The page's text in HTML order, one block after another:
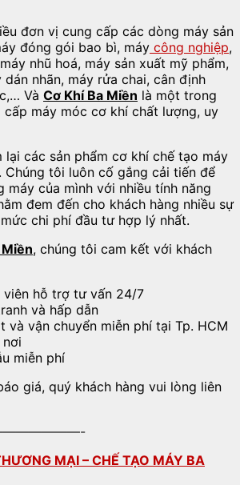
đơn vị cung cấp các dòng máy sản
đóng gói bao bì, máy công nghiệp,
nhũ hoá, máy sản xuất mỹ phẩm,
nhãn, máy rửa chai, cân định
Và Cơ Khí Ba Miền là một trong
cấp máy móc cơ khí chất lượng, uy
lại các sản phẩm cơ khí chế tạo máy
tôi luôn cố gắng cải tiến để
máy của mình với nhiều tính năng
đem đến cho khách hàng nhiều sự
chi phí đầu tư hợp lý nhất.
, chúng tôi cam kết với khách
viên hỗ trợ tư vấn 24/7
và hấp dẫn
và vận chuyển miễn phí tại Tp. HCM
nơi
miễn phí
giá, quý khách hàng vui lòng liên
MẠI – CHẾ TẠO MÁY BA